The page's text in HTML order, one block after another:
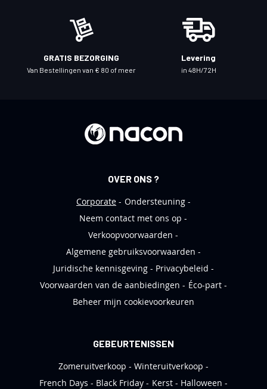
GRATIS BEZORGING
Van Bestellingen van € 80 of meer
Levering
in 48H/72H
OVER ONS ?
Corporate
Ondersteuning
Neem contact met ons op
Verkoopvoorwaarden
Algemene gebruiksvoorwaarden
Juridische kennisgeving
Privacybeleid
Voorwaarden van de aanbiedingen
Éco-part
Beheer mijn cookievoorkeuren
GEBEURTENISSEN
Zomeruitverkoop
Winteruitverkoop
French Days
Black Friday Kerst
Halloween